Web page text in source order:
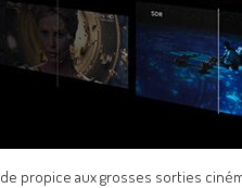
propice aux grosses sorties